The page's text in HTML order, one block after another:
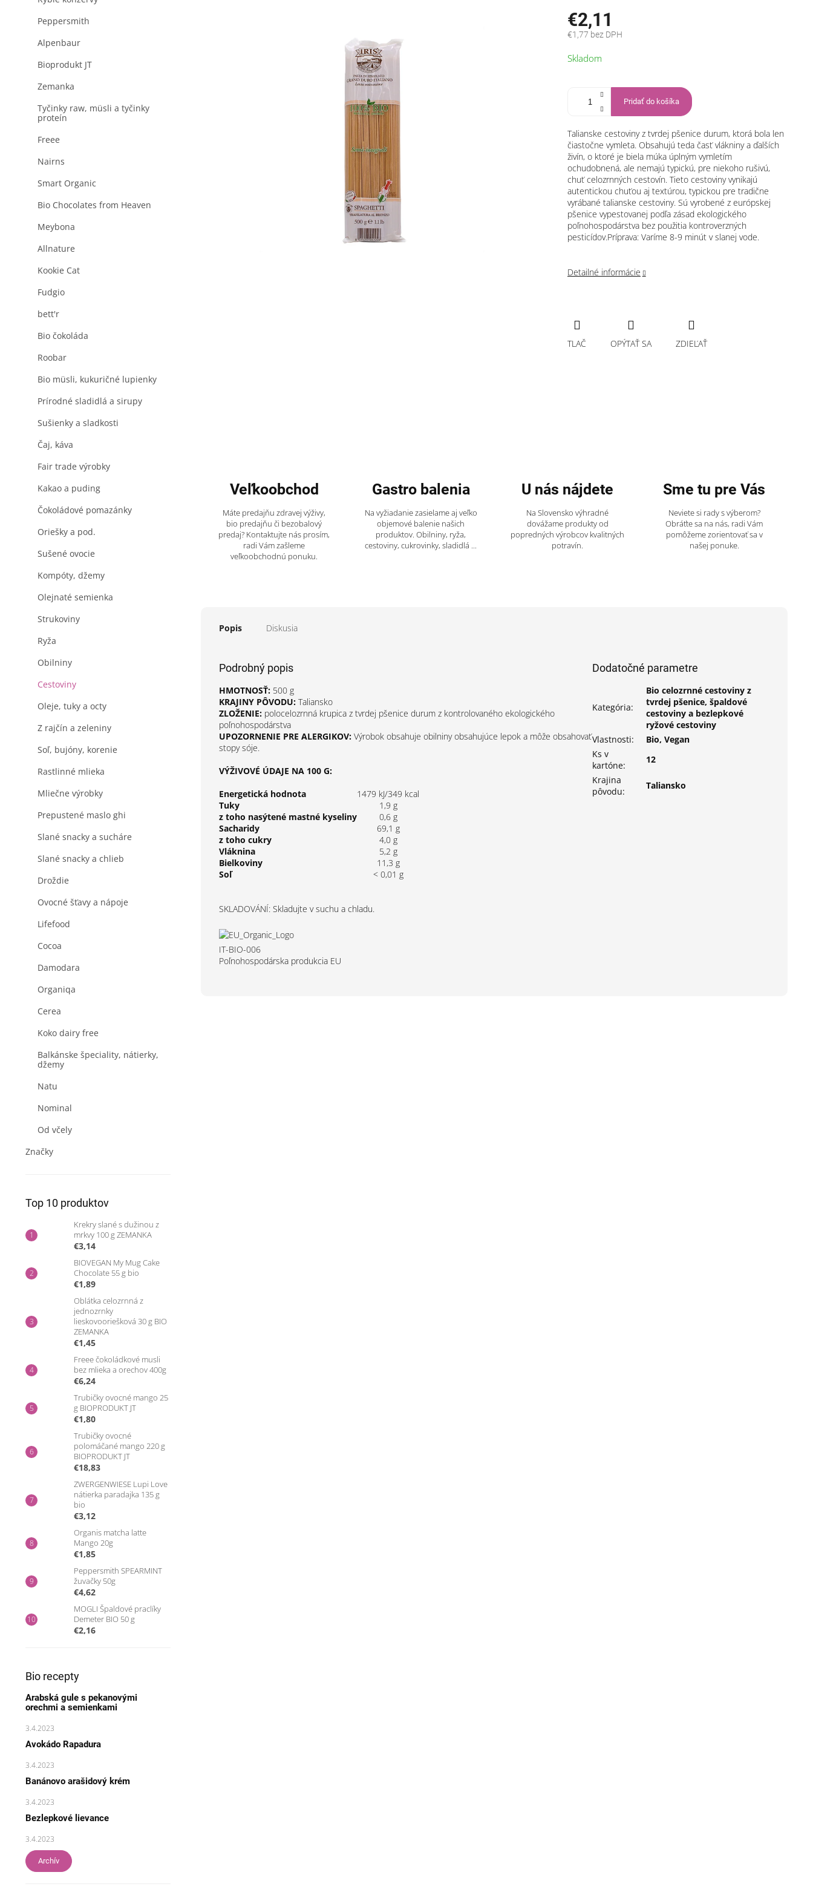
Peppersmith
Alpenbaur
Bioprodukt JT
Zemanka
Tyčinky raw, müsli a tyčinky
proteín
Freee
Nairns
Smart Organic
Bio Chocolates from Heaven
Meybona
Allnature
Kookie Cat
Fudgio
bett'r
Bio čokoláda
Roobar
Bio müsli, kukuričné lupienky
Prírodné sladidlá a sirupy
Sušienky a sladkosti
Čaj, káva
Fair trade výrobky
Kakao a puding
Čokoládové pomazánky
Oriešky a pod.
Sušené ovocie
Kompóty, džemy
Olejnaté semienka
Strukoviny
Ryža
Obilniny
Cestoviny
Oleje, tuky a octy
Z rajčín a zeleniny
Soľ, bujóny, korenie
Rastlinné mlieka
Mliečne výrobky
Prepustené maslo ghi
Slané snacky a sucháre
Slané snacky a chlieb
Droždie
Ovocné šťavy a nápoje
Lifefood
Cocoa
Damodara
Organiqa
Cerea
Koko dairy free
Balkánske špeciality, nátierky,
džemy
Natu
Nominal
Od včely
Značky
Top 10 produktov
Krekry slané s dužinou z
mrkvy 100 g ZEMANKA
€3,14
BIOVEGAN My Mug Cake
Chocolate 55 g bio
€1,89
Oblátka celozrnná z
jednozrnky
lieskovooriešková 30 g BIO
ZEMANKA
€1,45
Freee čokoládkové musli
bez mlieka a orechov 400g
€6,24
Trubičky ovocné mango 25
g BIOPRODUKT JT
€1,80
Trubičky ovocné
polomáčané mango 220 g
BIOPRODUKT JT
€18,83
ZWERGENWIESE Lupi Love
nátierka paradajka 135 g
bio
€3,12
Organis matcha latte
Mango 20g
€1,85
Peppersmith SPEARMINT
žuvačky 50g
€4,62
MOGLI Špaldové praclíky
Demeter BIO 50 g
€2,16
Bio recepty
Arabská gule s pekanovými
orechmi a semienkami
3.4.2023
Avokádo Rapadura
3.4.2023
Banánovo arašidový krém
3.4.2023
Bezlepkové lievance
3.4.2023
Archív
€2,11
€1,77 bez DPH
cena:
Skladom
Pridať do košíka
Talianske cestoviny z tvrdej pšenice durum, ktorá bola len
čiastočne vymleta. Obsahujú teda časť vlákniny a ďalších
živín, o ktoré je biela múka úplným vymletím
ochudobnená, ale nemajú typickú, pre niekoho rušivú,
chuť celozrnných cestovín. Tieto cestoviny vynikajú
autentickou chuťou aj textúrou, typickou pre tradične
vyrábané talianske cestoviny. Sú vyrobené z európskej
pšenice vypestovanej podľa zásad ekologického
poľnohospodárstva bez použitia kontroverzných
pesticídov.Príprava: Varíme 8-9 minút v slanej vode.
Detailné informácie
TLAČ OPÝTAŤ SA ZDIEĽAŤ
Veľkoobchod
Máte predajňu zdravej výživy,
bio predajňu či bezobalový
predaj? Kontaktujte nás prosím,
radi Vám zašleme
veľkoobchodnú ponuku.
Gastro balenia
Na vyžiadanie zasielame aj veľko
objemové balenie našich
produktov. Obilniny, ryža,
cestoviny, cukrovinky, sladidlá ...
U nás nájdete
Na Slovensko výhradné
dovážame produkty od
popredných výrobcov kvalitných
potravín.
Sme tu pre Vás
Neviete si rady s výberom?
Obráťte sa na nás, radi Vám
pomôžeme zorientovať sa v
našej ponuke.
Popis Diskusia
Podrobný popis
HMOTNOSŤ: 500 g
KRAJINY PÔVODU: Taliansko
ZLOŽENIE: polocelozrnná krupica z tvrdej pšenice durum z kontrolovaného ekologického
poľnohospodárstva
UPOZORNENIE PRE ALERGIKOV: Výrobok obsahuje obilniny obsahujúce lepok a môže obsahovať
stopy sóje.
VÝŽIVOVÉ ÚDAJE NA 100 G:
Energetická hodnota
1479 kJ/349 kcal
Tuky
1,9 g
z toho nasýtené mastné kyseliny
0,6 g
Sacharidy
69,1 g
z toho cukry
4,0 g
Vláknina
5,2 g
Bielkoviny
11,3 g
Soľ
< 0,01 g
SKLADOVÁNÍ: Skladujte v suchu a chladu.
IT-BIO-006
Poľnohospodárska produkcia EU
Dodatočné parametre
Kategória:
Bio celozrnné cestoviny z
tvrdej pšenice, špaldové
cestoviny a bezlepkové
ryžové cestoviny
Vlastnosti:
Bio, Vegan
Ks v
kartóne:
12
Krajina
pôvodu:
Taliansko